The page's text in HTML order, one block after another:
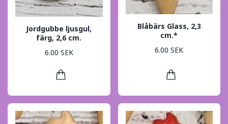
Jordgubbe ljusgul,
färg, 2,6 cm.
6.00 SEK
Blåbärs Glass, 2,3
cm.*
6.00 SEK